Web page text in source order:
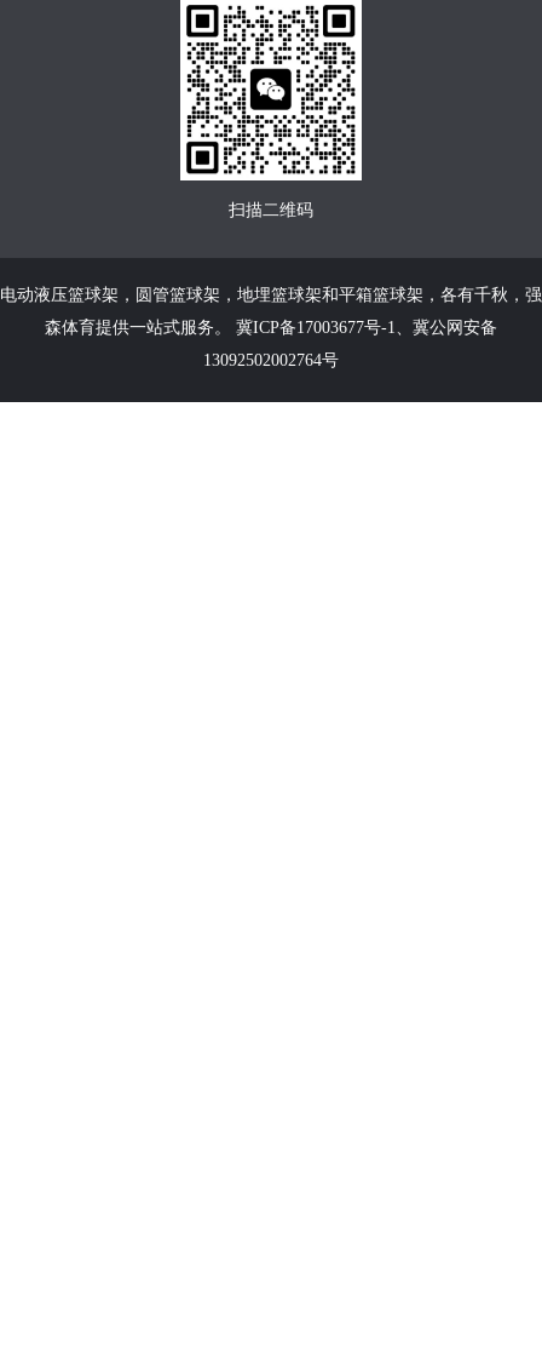
扫描二维码
电动液压篮球架 ， 圆管篮球架 ， 地埋篮球架和平箱篮球架 ，各有千秋，强
森体育提供一站式服务。 冀ICP备17003677号-1、 冀公网安备
13092502002764号